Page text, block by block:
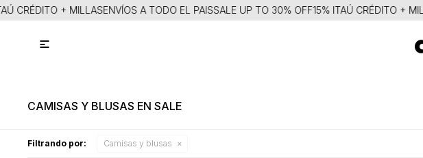
+ MILLAS ENVÍOS A TODO EL PAISSALE UP TO 30% OFF 15% ITAÚ CRÉDITO + MILLAS

CAMISAS Y BLUSAS EN SALE
Filtrando por: Camisas y blusas